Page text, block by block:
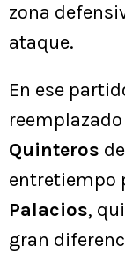
zona
ataque.
En ese
Quinteros
entretiempo
Palacios,
gran